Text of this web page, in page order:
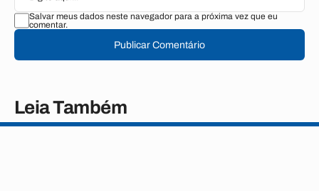
Salvar meus dados neste navegador para a próxima vez que eu
comentar.
Publicar Comentário
Leia Também